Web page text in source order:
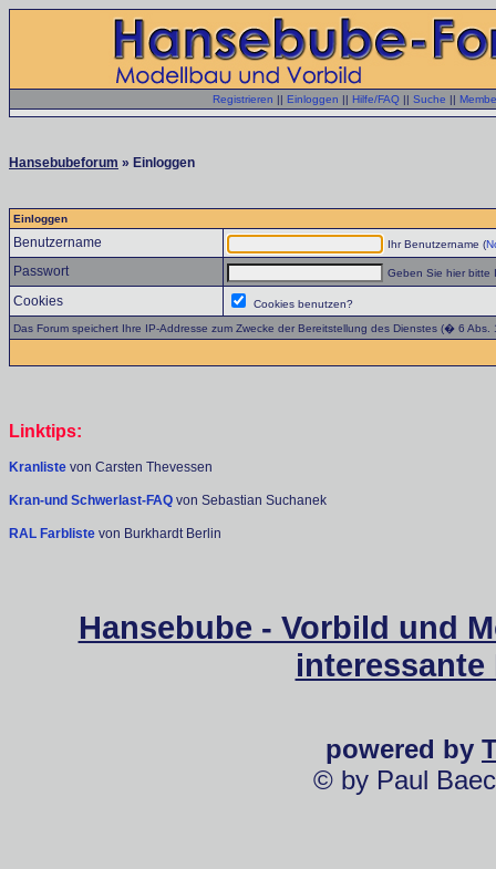
Registrieren || Einloggen || Hilfe/FAQ || Suche ||
Hansebubeforum » Einloggen
Einloggen
Benutzername Ihr Benutzername (
Passwort Geben Sie hier bitte
Cookies
Cookies benutzen?
Das Forum speichert Ihre IP-Addresse zum Zwecke der Bereitstellung des Dienstes (� 6
Linktips:
Kranliste von Carsten Thevessen
Kran-und Schwerlast-FAQ von Sebastian Suchanek
RAL Farbliste von Burkhardt Berlin
Hansebube - Vorbild und
powered by
© by Paul